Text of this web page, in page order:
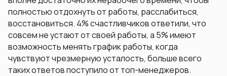
полностью отдохнуть от работы, расслабиться,
восстановиться. 4% счастливчиков ответили, что
совсем не устают от своей работы, а 5% имеют
возможность менять график работы, когда
чувствуют чрезмерную усталость, больше всего
таких ответов поступило от топ-менеджеров.